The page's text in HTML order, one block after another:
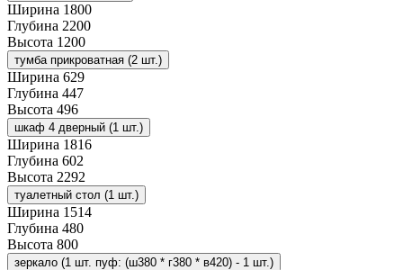
Ширина 1800
Глубина 2200
Высота 1200
тумба прикроватная (2 шт.)
Ширина 629
Глубина 447
Высота 496
шкаф 4 дверный (1 шт.)
Ширина 1816
Глубина 602
Высота 2292
туалетный стол (1 шт.)
Ширина 1514
Глубина 480
Высота 800
зеркало (1 шт. пуф: (ш380 * г380 * в420) - 1 шт.)